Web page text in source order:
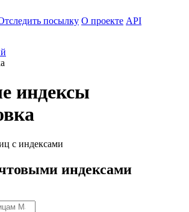
посылку О проекте API
индексы
с индексами
индексами